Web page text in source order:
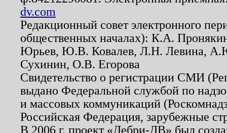
dv.com
Редакционный совет электронного
общественных началах): К.А.
Юрьев, Ю.В. Ковалев, Л.Н. Левина,
Сухинин, О.В. Егорова
Свидетельство о регистрации СМИ
выдано Федеральной службой по
и массовых коммуникаций
Российская Федерация, зарубежные
В 2006 г. проект «Дебри-ДВ» был